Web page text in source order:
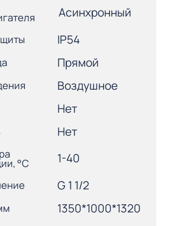
Асинхронный
IP54
Прямой
Воздушное
Нет
Нет
°С 1-40
G 1 1/2
1350*1000*1320